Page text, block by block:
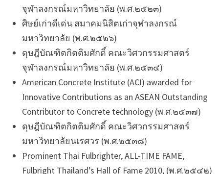
จุฬาลงกรณ์มหาวิทยาลัย (พ.ศ.๒๕๒๓)
ศิษย์เก่าดีเด่น สมาคมนิสิตเก่าจุฬาลงกรณ์
มหาวิทยาลัย (พ.ศ.๒๕๒๖)
ดุษฎีบัณฑิตกิตติมศักดิ์ คณะวิศวกรรมศาสตร์
จุฬาลงกรณ์มหาวิทยาลัย (พ.ศ.๒๕๓๔)
American Concrete Institute (ACI) awarded for
Innovative Contributions as an ASEAN Outstanding
Contributor to Concrete technology (พ.ศ.๒๕๓๗)
ดุษฎีบัณฑิตกิตติมศักดิ์ คณะวิศวกรรมศาสตร์
มหาวิทยาลัยนเรศวร (พ.ศ.๒๕๓๘)
Prominent Thai Fulbrighter, ALL-TIME FAME,
Fulbright Thailand’s Hall of Fame 2010, (พ.ศ.๒๕๔๒)